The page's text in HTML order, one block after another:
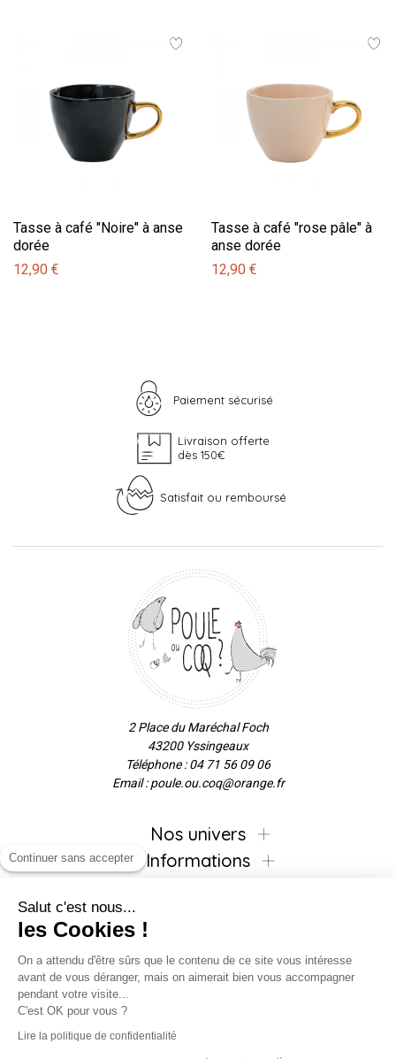
Tasse à café "Noire" à anse
dorée
12,90 €
Tasse à café "rose pâle" à
anse dorée
12,90 €
Paiement sécurisé
Livraison offerte
dès 150€
Satisfait ou remboursé
2 Place du Maréchal Foch
43200 Yssingeaux
Téléphone : 04 71 56 09 06
Email : poule.ou.coq@orange.fr
Nos univers
Informations
Inscrivez-vous à la newsletter !
Continuer sans accepter
Salut c'est nous...
les Cookies !
On a attendu d'être sûrs que le contenu de ce site vous intéresse
avant de vous déranger, mais on aimerait bien vous accompagner
pendant votre visite...
C'est OK pour vous ?
Lire la politique de confidentialité